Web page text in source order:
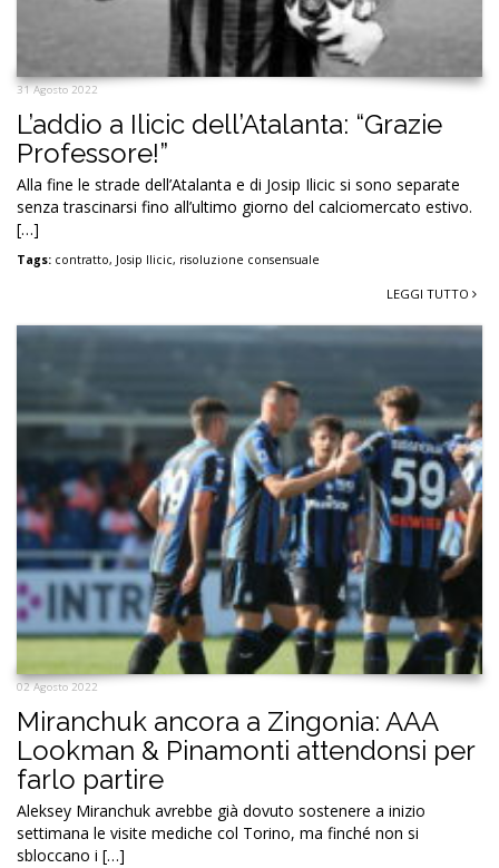
31 Agosto 2022
L’addio a Ilicic dell’Atalanta: “Grazie
Professore!”
Alla fine le strade dell’Atalanta e di Josip Ilicic si sono separate
senza trascinarsi fino all’ultimo giorno del calciomercato estivo.
[…]
Tags: contratto, Josip Ilicic, risoluzione consensuale
LEGGI TUTTO
02 Agosto 2022
Miranchuk ancora a Zingonia: AAA
Lookman & Pinamonti attendonsi per
farlo partire
Aleksey Miranchuk avrebbe già dovuto sostenere a inizio
settimana le visite mediche col Torino, ma finché non si
sbloccano i […]